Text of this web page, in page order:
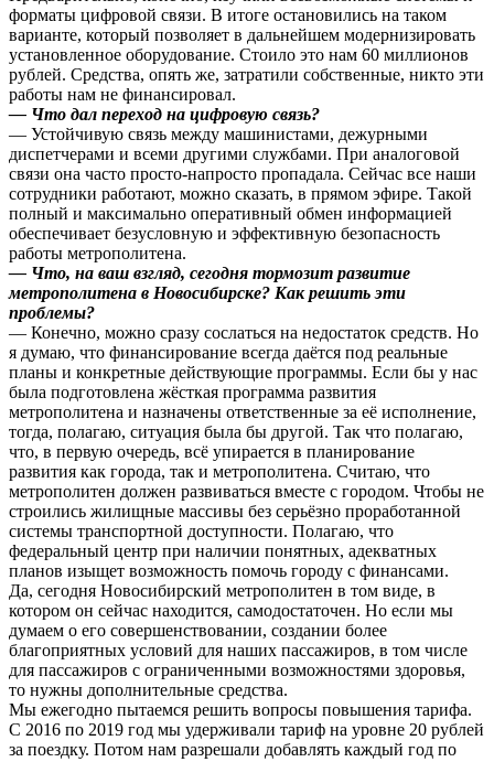
форматы цифровой связи. В итоге остановились на таком
варианте, который позволяет в дальнейшем модернизировать
установленное оборудование. Стоило это нам 60 миллионов
рублей. Средства, опять же, затратили собственные, никто эти
работы нам не финансировал.
— Что дал переход на цифровую связь?
— Устойчивую связь между машинистами, дежурными
диспетчерами и всеми другими службами. При аналоговой
связи она часто просто-напросто пропадала. Сейчас все наши
сотрудники работают, можно сказать, в прямом эфире. Такой
полный и максимально оперативный обмен информацией
обеспечивает безусловную и эффективную безопасность
работы метрополитена.
— Что, на ваш взгляд, сегодня тормозит развитие
метрополитена в Новосибирске? Как решить эти
проблемы?
— Конечно, можно сразу сослаться на недостаток средств. Но
я думаю, что финансирование всегда даётся под реальные
планы и конкретные действующие программы. Если бы у нас
была подготовлена жёсткая программа развития
метрополитена и назначены ответственные за её исполнение,
тогда, полагаю, ситуация была бы другой. Так что полагаю,
что, в первую очередь, всё упирается в планирование
развития как города, так и метрополитена. Считаю, что
метрополитен должен развиваться вместе с городом. Чтобы не
строились жилищные массивы без серьёзно проработанной
системы транспортной доступности. Полагаю, что
федеральный центр при наличии понятных, адекватных
планов изыщет возможность помочь городу с финансами.
Да, сегодня Новосибирский метрополитен в том виде, в
котором он сейчас находится, самодостаточен. Но если мы
думаем о его совершенствовании, создании более
благоприятных условий для наших пассажиров, в том числе
для пассажиров с ограниченными возможностями здоровья,
то нужны дополнительные средства.
Мы ежегодно пытаемся решить вопросы повышения тарифа.
С 2016 по 2019 год мы удерживали тариф на уровне 20 рублей
за поездку. Потом нам разрешали добавлять каждый год по